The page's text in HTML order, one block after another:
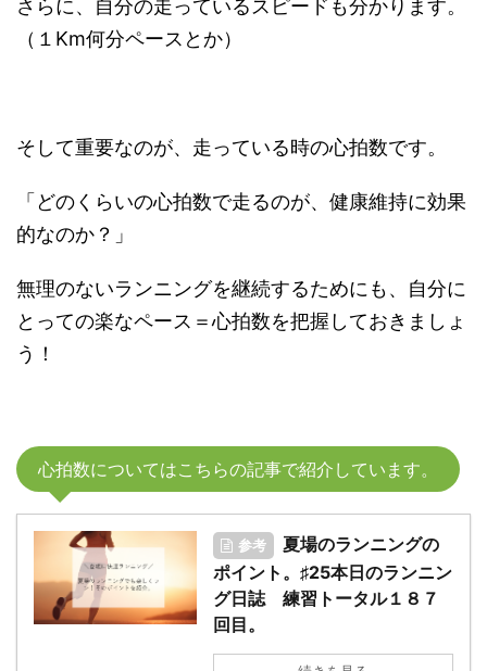
さらに、自分の走っているスピードも分かります。
（１Km何分ペースとか）
そして重要なのが、走っている時の心拍数です。
「どのくらいの心拍数で走るのが、健康維持に効果
的なのか？」
無理のないランニングを継続するためにも、自分に
とっての楽なペース＝心拍数を把握しておきましょ
う！
心拍数についてはこちらの記事で紹介しています。
参考
夏場のランニングの
ポイント。♯25本日のランニン
グ日誌 練習トータル１８７
回目。